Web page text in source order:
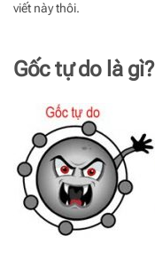
viết này thôi.
Gốc tự do là gì?